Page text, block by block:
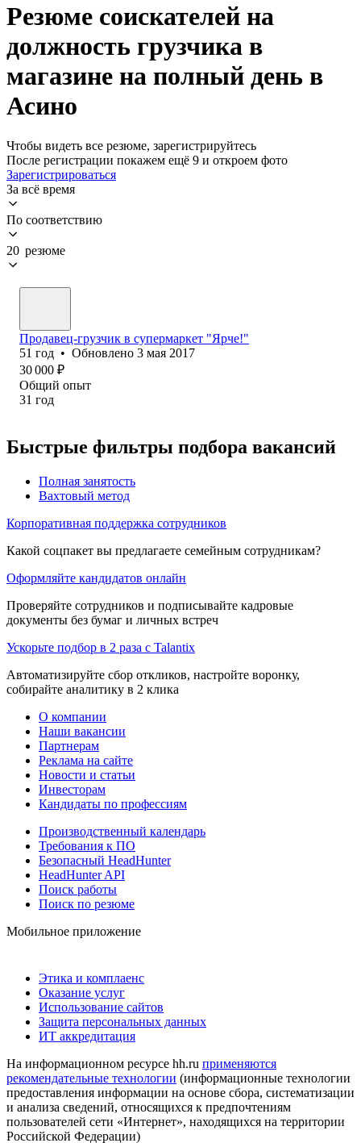
Резюме соискателей на
должность грузчика в
магазине на полный день в
Асино
Чтобы видеть все резюме, зарегистрируйтесь
После регистрации покажем ещё 9 и откроем фото
Зарегистрироваться
За всё время
По соответствию
20 резюме
Продавец-грузчик в супермаркет "Ярче!"
51 год • Обновлено 3 мая 2017
30 000 ₽
Общий опыт
31 год
Быстрые фильтры подбора вакансий
Полная занятость
Вахтовый метод
Корпоративная поддержка сотрудников
Какой соцпакет вы предлагаете семейным сотрудникам?
Оформляйте кандидатов онлайн
Проверяйте сотрудников и подписывайте кадровые
документы без бумаг и личных встреч
Ускорьте подбор в 2 раза с Talantix
Автоматизируйте сбор откликов, настройте воронку,
собирайте аналитику в 2 клика
О компании
Наши вакансии
Партнерам
Реклама на сайте
Новости и статьи
Инвесторам
Кандидаты по профессиям
Производственный календарь
Требования к ПО
Безопасный HeadHunter
HeadHunter API
Поиск работы
Поиск по резюме
Мобильное приложение
Этика и комплаенс
Оказание услуг
Использование сайтов
Защита персональных данных
ИТ аккредитация
На информационном ресурсе hh.ru применяются
рекомендательные технологии (информационные технологии
предоставления информации на основе сбора, систематизации
и анализа сведений, относящихся к предпочтениям
пользователей сети «Интернет», находящихся на территории
Российской Федерации)